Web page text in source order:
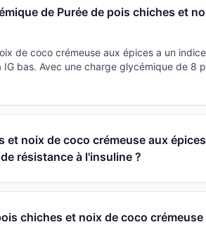
de Purée de pois chiches et
de coco crémeuse aux épices a un
IG bas. Avec une charge glycémique de 8
et noix de coco crémeuse aux
résistance à l'insuline ?
chiches et noix de coco